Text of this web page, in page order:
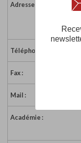
Adresse :
Téléphone :
Fax :
Mail :
Académie :